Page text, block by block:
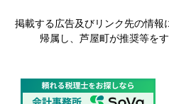
掲載する広告及びリンク先の情報
帰属し、芦屋町が推奨等を